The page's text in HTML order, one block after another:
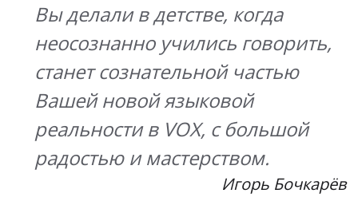
Вы делали в детстве, когда
неосознанно учились говорить,
станет сознательной частью
Вашей новой языковой
реальности в VOX, с большой
радостью и мастерством.
Игорь Бочкарёв